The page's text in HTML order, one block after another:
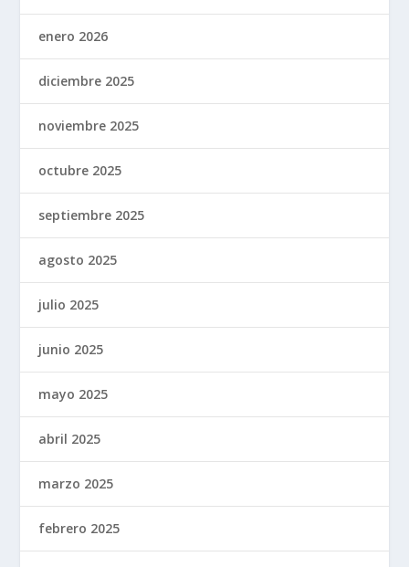
enero 2026
diciembre 2025
noviembre 2025
octubre 2025
septiembre 2025
agosto 2025
julio 2025
junio 2025
mayo 2025
abril 2025
marzo 2025
febrero 2025